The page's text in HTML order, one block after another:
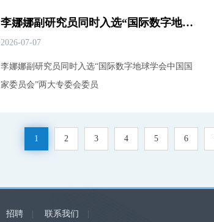
李娜娜副研究员同时入选“国际数字地球学会中国国家委员会”两大专委会委员
2026-07-07
李娜娜副研究员同时入选“国际数字地球学会中国国
家委员会”两大专委会委员
1 2 3 4 5 6
招聘 联系我们